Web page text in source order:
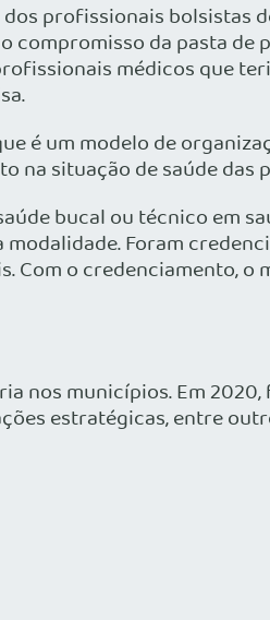
profissionais bolsistas
compromisso da pasta
médicos que
é um modelo de
situação de saúde das
bucal ou técnico em
Foram
Com o credenciamento,
nos municípios. Em 2020,
estratégicas, entre